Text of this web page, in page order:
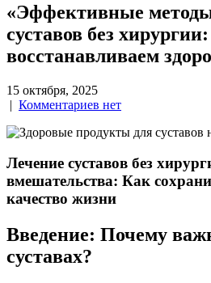
«Эффективные
суставов без хирургии:
восстанавливаем
15 октября, 2025
| Комментариев нет
Лечение суставов без
вмешательства: Как
качество жизни
Введение: Почему
суставах?